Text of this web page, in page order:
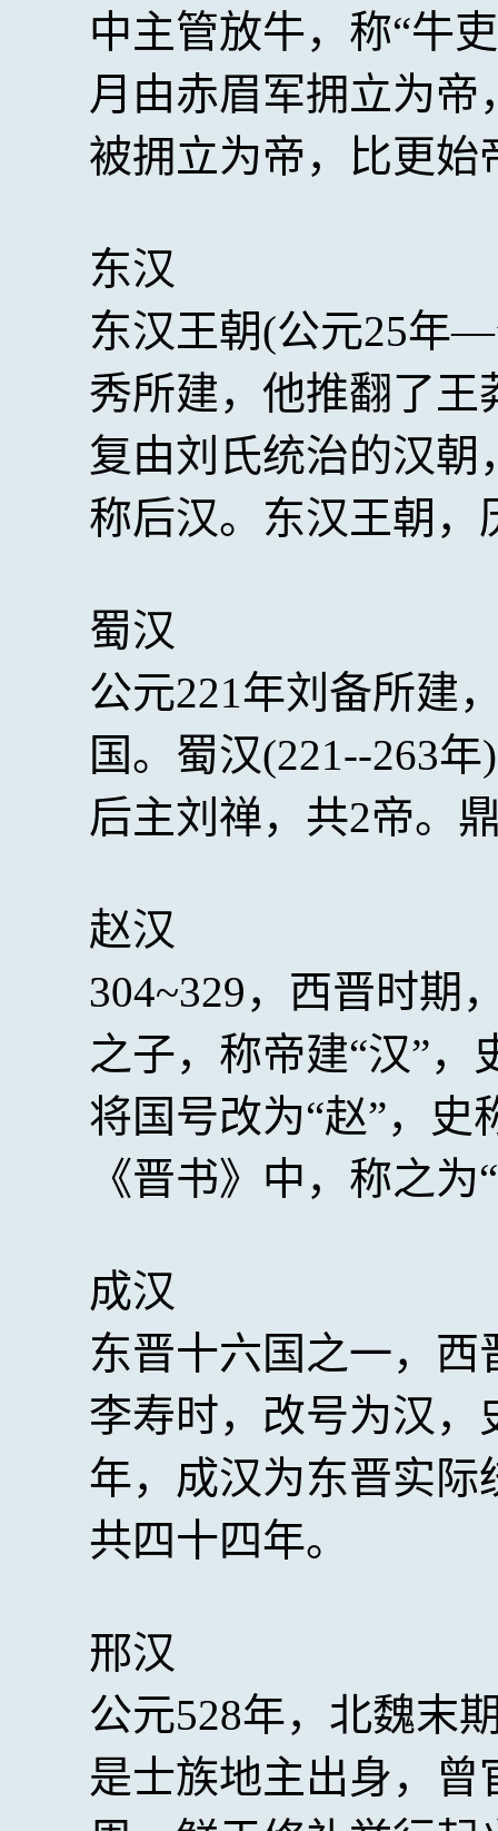
中主管放牛，称“牛
月由赤眉军拥立为帝
被拥立为帝，比更始
东汉
东汉王朝(公元25年
秀所建，他推翻了
复由刘氏统治的汉
称后汉。东汉王朝，
蜀汉
公元221年刘备所建
国。蜀汉(221--263
后主刘禅，共2帝。
赵汉
304~329，西晋时期
之子，称帝建“汉”，
将国号改为“赵”，
《晋书》中，称之为
成汉
东晋十六国之一，
李寿时，改号为汉，
年，成汉为东晋实
共四十四年。
邢汉
公元528年，北魏末
是士族地主出身，